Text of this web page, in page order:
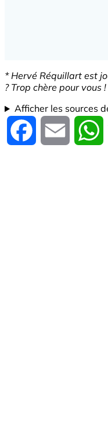
* Hervé Réquillart est
? Trop chère pour vous
Afficher les sources
Facebook Email